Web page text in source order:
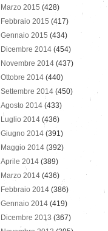
Marzo 2015 (428)
Febbraio 2015 (417)
Gennaio 2015 (434)
Dicembre 2014 (454)
Novembre 2014 (437)
Ottobre 2014 (440)
Settembre 2014 (450)
Agosto 2014 (433)
Luglio 2014 (436)
Giugno 2014 (391)
Maggio 2014 (392)
Aprile 2014 (389)
Marzo 2014 (436)
Febbraio 2014 (386)
Gennaio 2014 (419)
Dicembre 2013 (367)